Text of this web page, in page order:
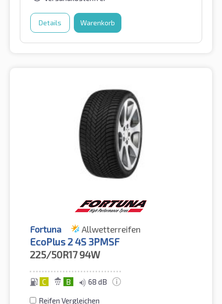
Details Warenkorb
Fortuna Allwetterreifen
EcoPlus 2 4S 3PMSF
225/50R17 94W
C B 68 dB
Reifen Vergleichen